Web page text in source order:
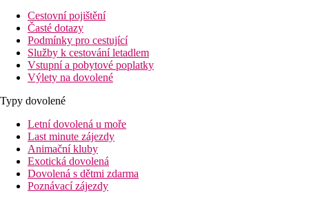
Cestovní pojištění
Časté dotazy
Podmínky pro cestující
Služby k cestování letadlem
Vstupní a pobytové poplatky
Výlety na dovolené
Typy dovolené
Letní dovolená u moře
Last minute zájezdy
Animační kluby
Exotická dovolená
Dovolená s dětmi zdarma
Poznávací zájezdy